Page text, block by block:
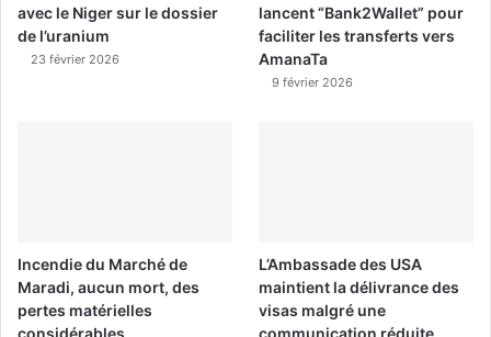
avec le Niger sur le dossier
de l’uranium
23 février 2026
lancent “Bank2Wallet” pour
faciliter les transferts vers
AmanaTa
9 février 2026
Incendie du Marché de
Maradi, aucun mort, des
pertes matérielles
L’Ambassade des USA
maintient la délivrance des
visas malgré une